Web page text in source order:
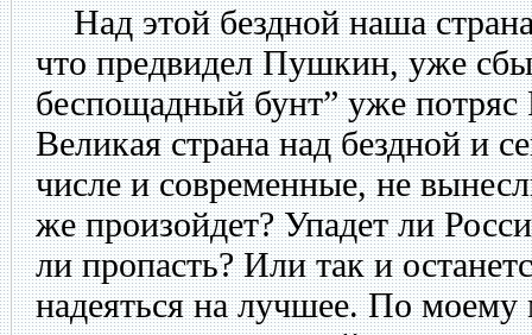
Над этой бездной наша страна
что предвидел Пушкин, уже
беспощадный бунт” уже потряс
Великая страна над бездной и
числе и современные, не
же произойдет? Упадет ли
ли пропасть? Или так и
надеяться на лучшее. По моему